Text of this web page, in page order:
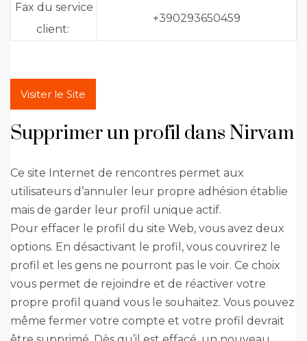
Fax du service
client:
+390293650459
Visiter le Site
Supprimer un profil dans Nirvam
Ce site Internet de rencontres permet aux
utilisateurs d’annuler leur propre adhésion établie
mais de garder leur profil unique actif.
Pour effacer le profil du site Web, vous avez deux
options. En désactivant le profil, vous couvrirez le
profil et les gens ne pourront pas le voir. Ce choix
vous permet de rejoindre et de réactiver votre
propre profil quand vous le souhaitez. Vous pouvez
même fermer votre compte et votre profil devrait